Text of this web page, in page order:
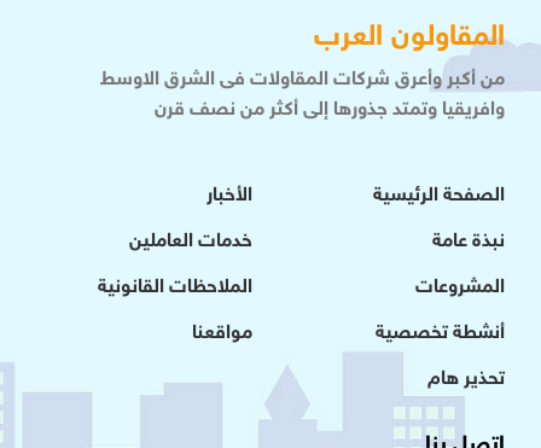
المقاولون العرب
من أكبر وأعرق شركات المقاولات فى الشرق الاوسط
وافريقيا وتمتد جذورها إلى أكثر من نصف قرن
الصفحة الرئيسية
نبذة عامة
المشروعات
أنشطة تخصصية
تحذير هام
الأخبار
خدمات العاملين
الملاحظات القانونية
مواقعنا